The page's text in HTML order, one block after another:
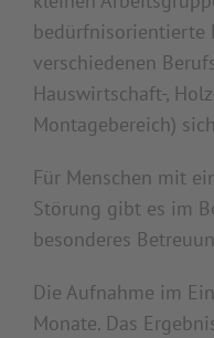
bedürfnisorientierte
verschiedenen
Hauswirtschaft-,
Montagebereich)
Für Menschen mit
Störung gibt es im
besonderes
Die Aufnahme im
Monate. Das